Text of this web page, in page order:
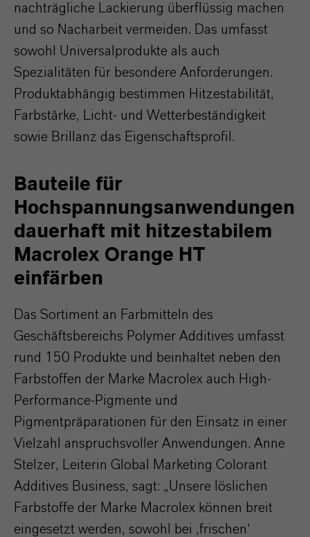
nachträgliche Lackierung überflüssig machen
und so Nacharbeit vermeiden. Das umfasst
sowohl Universalprodukte als auch
Spezialitäten für besondere Anforderungen.
Produktabhängig bestimmen Hitzestabilität,
Farbstärke, Licht- und Wetterbeständigkeit
sowie Brillanz das Eigenschaftsprofil.
Bauteile für
Hochspannungsanwendungen
dauerhaft mit hitzestabilem
Macrolex Orange HT
einfärben
Das Sortiment an Farbmitteln des
Geschäftsbereichs Polymer Additives umfasst
rund 150 Produkte und beinhaltet neben den
Farbstoffen der Marke Macrolex auch High-
Performance-Pigmente und
Pigmentpräparationen für den Einsatz in einer
Vielzahl anspruchsvoller Anwendungen. Anne
Stelzer, Leiterin Global Marketing Colorant
Additives Business, sagt: „Unsere löslichen
Farbstoffe der Marke Macrolex können breit
eingesetzt werden, sowohl bei ‚frischen‘